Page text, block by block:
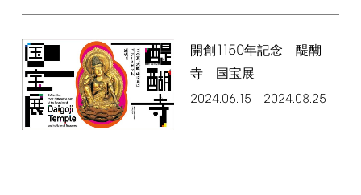
開創 1150年記念 醍醐
寺 国宝展
2024.06.15 – 2024.08.25